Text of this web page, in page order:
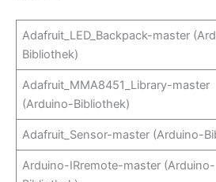
Adafruit_LED_Backpack-master
Bibliothek)
Adafruit_MMA8451_Library-master
(Arduino-Bibliothek)
Adafruit_Sensor-master (Arduino-
Arduino-IRremote-master (Arduino-